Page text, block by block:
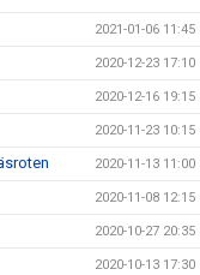
2021-01-06 11:45
2020-12-23 17:10
2020-12-16 19:15
2020-11-23 10:15
2020-11-13 11:00
2020-11-08 12:15
2020-10-27 20:35
2020-10-13 17:30